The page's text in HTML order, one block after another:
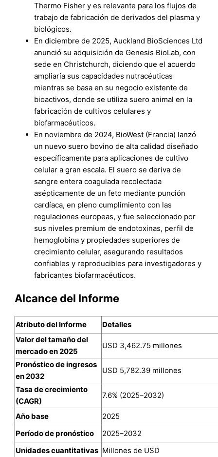
Thermo Fisher y es relevante para los flujos de
trabajo de fabricación de derivados del plasma y
biológicos.
En diciembre de 2025, Auckland BioSciences Ltd
anunció su adquisición de Genesis BioLab, con
sede en Christchurch, diciendo que el acuerdo
ampliaría sus capacidades nutracéuticas
mientras se basa en su negocio existente de
bioactivos, donde se utiliza suero animal en la
fabricación de cultivos celulares y
biofarmacéuticos.
En noviembre de 2024, BioWest (Francia) lanzó
un nuevo suero bovino de alta calidad diseñado
específicamente para aplicaciones de cultivo
celular a gran escala. El suero se deriva de
sangre entera coagulada recolectada
asépticamente de un feto mediante punción
cardíaca, en pleno cumplimiento con las
regulaciones europeas, y fue seleccionado por
sus niveles premium de endotoxinas, perfil de
hemoglobina y propiedades superiores de
crecimiento celular, asegurando resultados
confiables y reproducibles para investigadores y
fabricantes biofarmacéuticos.
Alcance del Informe
Atributo del Informe
Detalles
Valor del tamaño del
mercado en 2025
USD 3,462.75 millones
Pronóstico de ingresos
en 2032
USD 5,782.39 millones
Tasa de crecimiento
(CAGR)
7.6% (2025–2032)
Año base
2025
Período de pronóstico
2025–2032
Unidades cuantitativas Millones de USD